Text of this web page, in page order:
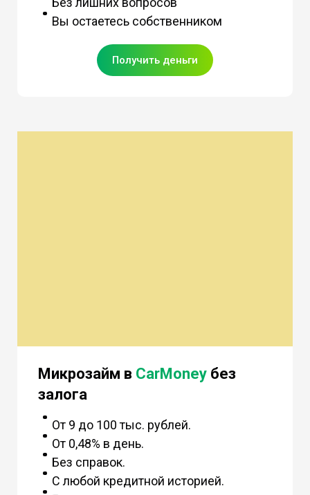
Вы остаетесь собственником
Получить деньги
Микрозайм в CarMoney без
залога
От 9 до 100 тыс. рублей.
От 0,48% в день.
Без справок.
С любой кредитной историей.